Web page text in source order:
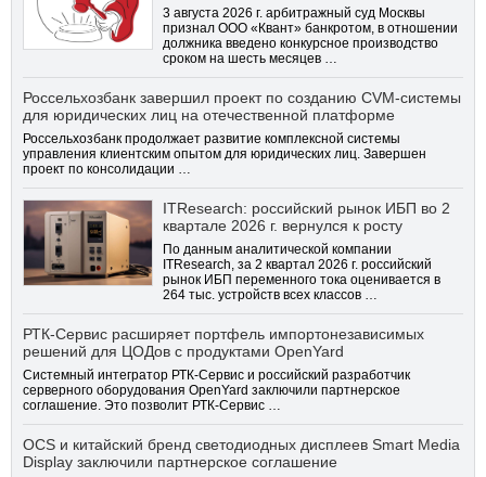
3 августа 2026 г. арбитражный суд Москвы
признал ООО «Квант» банкротом, в отношении
должника введено конкурсное производство
сроком на шесть месяцев …
Россельхозбанк завершил проект по созданию CVM-системы
для юридических лиц на отечественной платформе
Россельхозбанк продолжает развитие комплексной системы
управления клиентским опытом для юридических лиц. Завершен
проект по консолидации …
ITResearch: российский рынок ИБП во 2
квартале 2026 г. вернулся к росту
По данным аналитической компании
ITResearch, за 2 квартал 2026 г. российский
рынок ИБП переменного тока оценивается в
264 тыс. устройств всех классов …
РТК-Сервис расширяет портфель импортонезависимых
решений для ЦОДов с продуктами OpenYard
Системный интегратор РТК-Сервис и российский разработчик
серверного оборудования OpenYard заключили партнерское
соглашение. Это позволит РТК-Сервис …
OCS и китайский бренд светодиодных дисплеев Smart Media
Display заключили партнерское соглашение